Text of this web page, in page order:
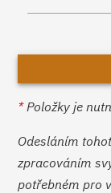
*Položky je
Odesláním
zpracováním
potřebném pro